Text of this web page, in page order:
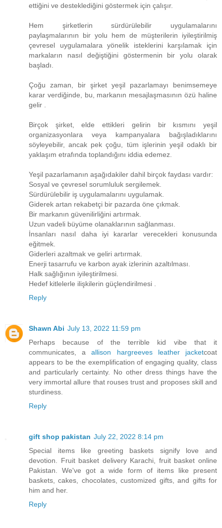
ettiğini ve desteklediğini göstermek için çalışır.
Hem şirketlerin sürdürülebilir uygulamalarını
paylaşmalarının bir yolu hem de müşterilerin iyileştirilmiş
çevresel uygulamalara yönelik isteklerini karşılamak için
markaların nasıl değiştiğini göstermenin bir yolu olarak
başladı.
Çoğu zaman, bir şirket yeşil pazarlamayı benimsemeye
karar verdiğinde, bu, markanın mesajlaşmasının özü haline
gelir .
Birçok şirket, elde ettikleri gelirin bir kısmını yeşil
organizasyonlara veya kampanyalara bağışladıklarını
söyleyebilir, ancak pek çoğu, tüm işlerinin yeşil odaklı bir
yaklaşım etrafında toplandığını iddia edemez.
Yeşil pazarlamanın aşağıdakiler dahil birçok faydası vardır:
Sosyal ve çevresel sorumluluk sergilemek.
Sürdürülebilir iş uygulamalarını uygulamak.
Giderek artan rekabetçi bir pazarda öne çıkmak.
Bir markanın güvenilirliğini artırmak.
Uzun vadeli büyüme olanaklarının sağlanması.
İnsanları nasıl daha iyi kararlar verecekleri konusunda
eğitmek.
Giderleri azaltmak ve geliri artırmak.
Enerji tasarrufu ve karbon ayak izlerinin azaltılması.
Halk sağlığının iyileştirilmesi.
Hedef kitlelerle ilişkilerin güçlendirilmesi .
Reply
Shawn Abi July 13, 2022 11:59 pm
Perhaps because of the terrible kid vibe that it
communicates, aallison hargreeves leather jacketcoat
appears to be the exemplification of engaging quality, class
and particularly certainty. No other dress things have the
very immortal allure that rouses trust and proposes skill and
sturdiness.
Reply
gift shop pakistan July 22, 2022 8:14 pm
Special items like greeting baskets signify love and
devotion. Fruit basket delivery Karachi, fruit basket online
Pakistan. We've got a wide form of items like present
baskets, cakes, chocolates, customized gifts, and gifts for
him and her.
Reply